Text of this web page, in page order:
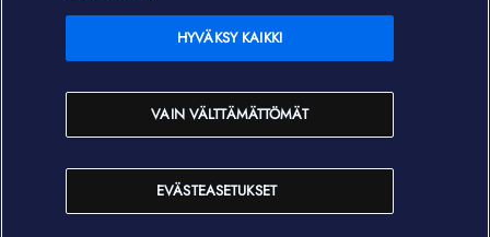
Elisa Oyj
In English
EVÄSTEASETUKSET
VAIN VÄLTTÄMÄTTÖMÄT
HYVÄKSY KAIKKI